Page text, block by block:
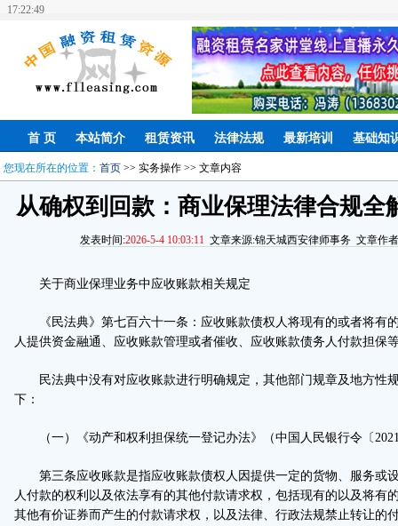
17:22:50
首 页 本站简介 租赁资讯 法律法规 最新培训 基础知
您现在所在的位置： 首页 >> 实务操作 >> 文章内容
从确权到回款：商业保理法律合规全
发表时间:2026-5-4 10:03:11 文章来源:锦天城西安律师事务 文章作
关于商业保理业务中应收账款相关规定
《民法典》第七百六十一条：应收账款债权人将现有的或者将有
人提供资金融通、应收账款管理或者催收、应收账款债务人付款担保
民法典中没有对应收账款进行明确规定，其他部门规章及地方性
下：
（一）《动产和权利担保统一登记办法》（中国人民银行令〔
第三条应收账款是指应收账款债权人因提供一定的货物、服务或
人付款的权利以及依法享有的其他付款请求权，包括现有的以及将有
其他有价证券而产生的付款请求权，以及法律、行政法规禁止转让的